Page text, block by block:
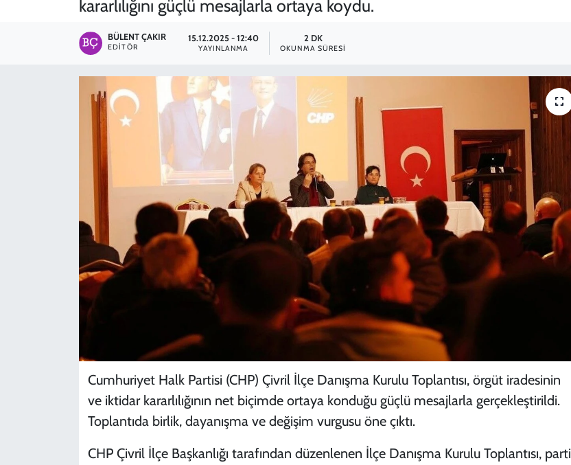
kararlılığını güçlü mesajlarla ortaya koydu.
BÜLENT ÇAKIR
EDITÖR
15.12.2025 - 12:40
YAYINLANMA
2 DK
OKUNMA SÜRESI
Cumhuriyet Halk Partisi (CHP) Çivril İlçe Danışma Kurulu Toplantısı, örgüt iradesinin
ve iktidar kararlılığının net biçimde ortaya konduğu güçlü mesajlarla gerçekleştirildi.
Toplantıda birlik, dayanışma ve değişim vurgusu öne çıktı.
CHP Çivril İlçe Başkanlığı tarafından düzenlenen İlçe Danışma Kurulu Toplantısı, parti